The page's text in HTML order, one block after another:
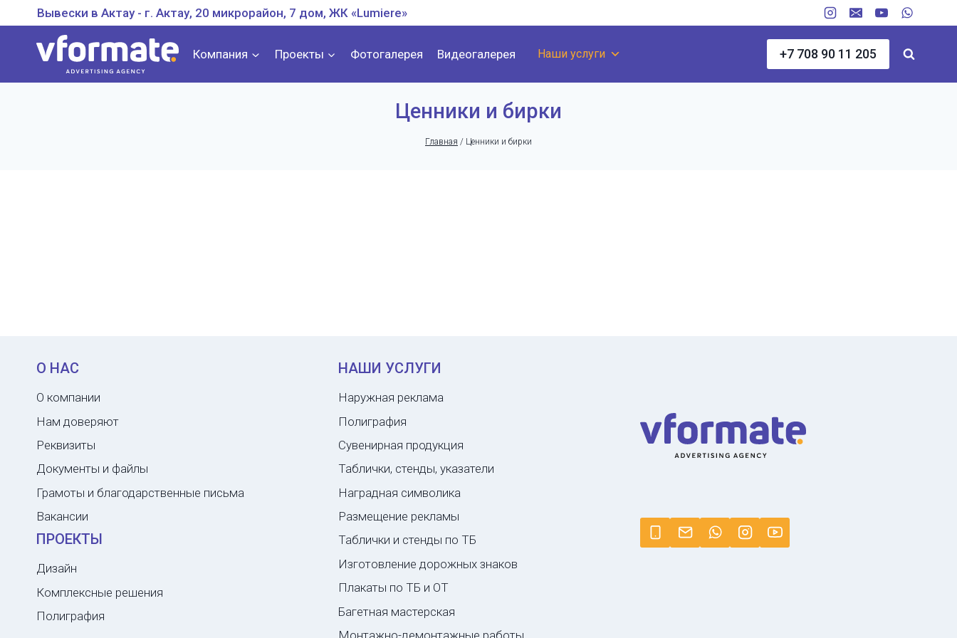
Перейти
к
содержанию
Вывески в Актау - г. Актау, 20 микрорайон, 7 дом, ЖК «Lumiere»
Компания Проекты Фотогалерея Видеогалерея Наши услуги +7 708 90 11 205
Ценники и бирки
Главная / Ценники и бирки
О НАС
О компании
Нам доверяют
Реквизиты
Документы и файлы
Грамоты и благодарственные письма
Вакансии
ПРОЕКТЫ
Дизайн
Комплексные решения
Полиграфия
НАШИ УСЛУГИ
Наружная реклама
Полиграфия
Сувенирная продукция
Таблички, стенды, указатели
Наградная символика
Размещение рекламы
Таблички и стенды по ТБ
Изготовление дорожных знаков
Плакаты по ТБ и ОТ
Багетная мастерская
Монтажно-демонтажные работы